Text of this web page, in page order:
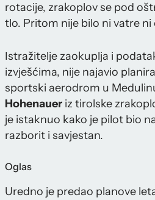
rotacije, zrakoplov se pod
tlo. Pritom nije bilo ni vatre ni
Istražitelje zaokuplja i
izvješćima, nije najavio
sportski aerodrom u
Hohenauer iz tirolske
je istaknuo kako je pilot bio
razborit i savjestan.
Oglas
Uredno je predao planove